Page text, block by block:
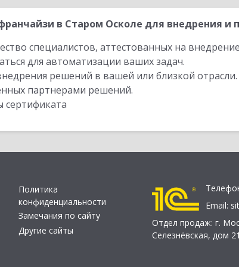
в Старом Осколе для внедрения и
специалистов, аттестованных на
для автоматизации ваших задач.
решений в вашей или близкой
партнерами решений.
сертификата
Политика
конфиденциальности
Замечания по сайту
Другие сайты
Email:
Отдел продаж: г.
Селезнёвская, дом 21